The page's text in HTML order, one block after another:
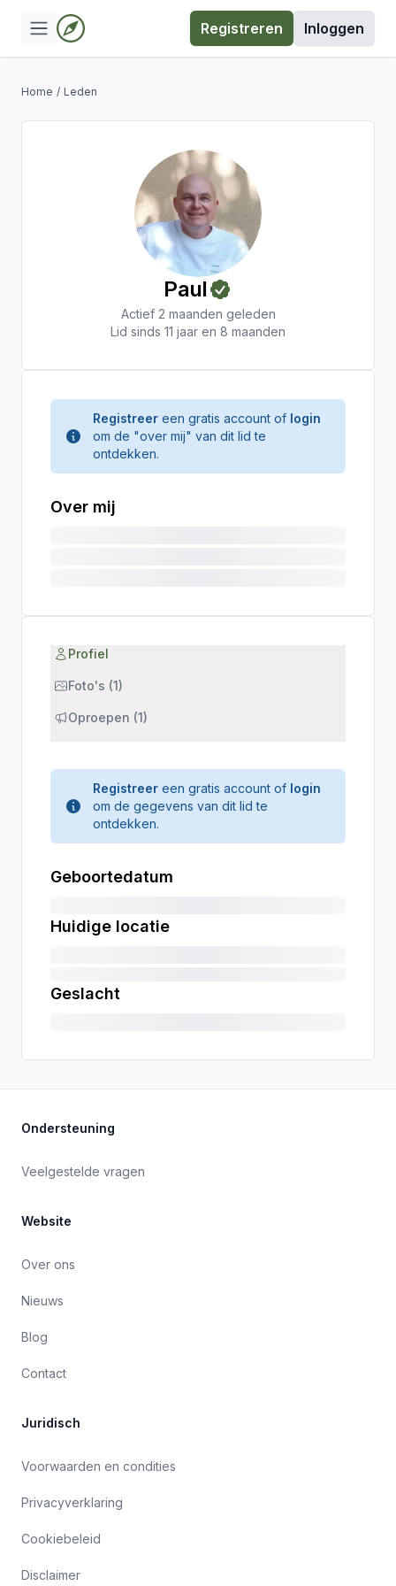
Registreren Inloggen
Home / Leden
Paul
Actief 2 maanden geleden
Lid sinds 11 jaar en 8 maanden
Registreer een gratis account of login
om de "over mij" van dit lid te
ontdekken.
Over mij
Profiel
Foto's (1)
Oproepen (1)
Registreer een gratis account of login
om de gegevens van dit lid te
ontdekken.
Geboortedatum
Huidige locatie
Geslacht
Ondersteuning
Veelgestelde vragen
Website
Over ons
Nieuws
Blog
Contact
Juridisch
Voorwaarden en condities
Privacyverklaring
Cookiebeleid
Disclaimer